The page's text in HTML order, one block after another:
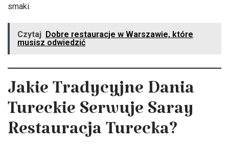
smaki.
Czytaj Dobre restauracje w Warszawie, które
musisz odwiedzić
Jakie Tradycyjne Dania
Tureckie Serwuje Saray
Restauracja Turecka?